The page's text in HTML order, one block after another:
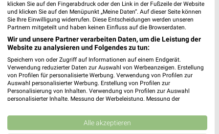
XXXLutz XXXLutz
klicken Sie auf den Fingerabdruck oder den Link in der Fußzeile der Website
und klicken Sie auf den Menüpunkt „Meine Daten“. Auf dieser Seite können
Sie Ihre Einwilligung widerrufen. Diese Entscheidungen werden unseren
Partnern mitgeteilt und haben keinen Einfluss auf die Browserdaten.
Wir und unsere Partner verarbeiten Daten, um die Leistung der
Website zu analysieren und Folgendes zu tun:
Speichern von oder Zugriff auf Informationen auf einem Endgerät.
Verwendung reduzierter Daten zur Auswahl von Werbeanzeigen. Erstellung
von Profilen für personalisierte Werbung. Verwendung von Profilen zur
Auswahl personalisierter Werbung. Erstellung von Profilen zur
Personalisierung von Inhalten. Verwendung von Profilen zur Auswahl
personalisierter Inhalte. Messung der Werbeleistung. Messung der
Kombinationen von Daten aus verschiedenen Quellen. Entwicklung und
Verbesserung der Angebote. Verwendung reduzierter Daten zur Auswahl
von Inhalten.
Alle akzeptieren